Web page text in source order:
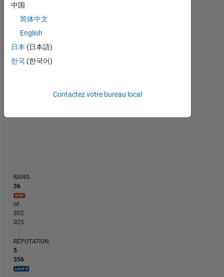
CONTRIBUTIONS
-10
-5
5
15
25
35
40
45
50
70 60
-20
RANG
36
of
302
025
RÉPUTATION
5
356
中国
简体中文
English
日本 (日本語)
한국 (한국어)
Contactez votre bureau local